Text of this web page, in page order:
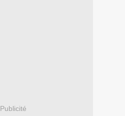
Publicité